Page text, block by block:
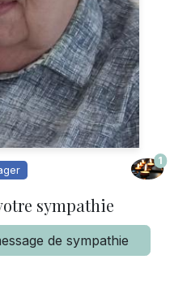
1
sympathie
de sympathie